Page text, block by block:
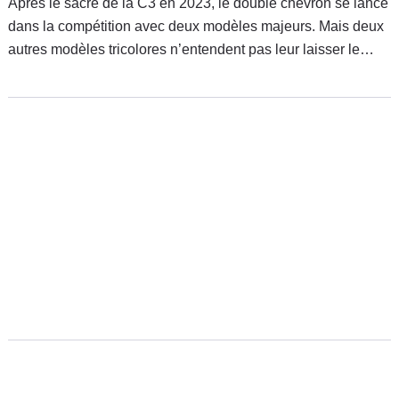
dans la compétition avec deux modèles majeurs. Mais deux
autres modèles tricolores n’entendent pas leur laisser le